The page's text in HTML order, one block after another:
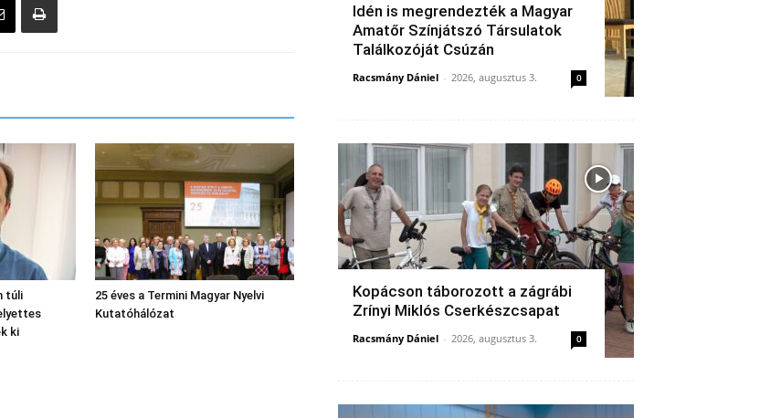
túli
ki
25 éves a Termini Magyar Nyelvi
Kutatóhálózat
Idén is megrendezték a Magyar
Amatőr Színjátszó Társulatok
Találkozóját Csúzán
Racsmány Dániel - 2026, augusztus 3. 0
Kopácson táborozott a zágrábi
Zrínyi Miklós Cserkészcsapat
Racsmány Dániel - 2026, augusztus 3. 0